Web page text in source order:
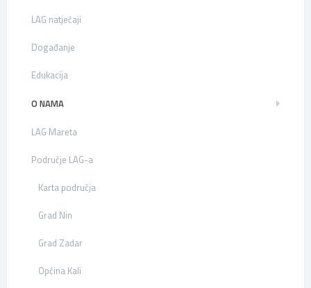
LAG natječaji
Događanje
Edukacija
O NAMA
LAG Mareta
Područje LAG-a
Karta područja
Grad Nin
Grad Zadar
Općina Kali